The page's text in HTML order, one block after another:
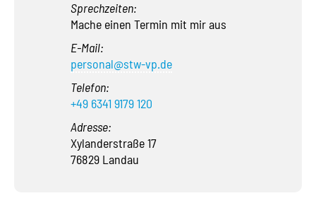
Sprechzeiten:
Mache einen Termin mit mir aus
E-Mail:
personal@stw-vp.de
Telefon:
+49 6341 9179 120
Adresse:
Xylanderstraße 17
76829 Landau